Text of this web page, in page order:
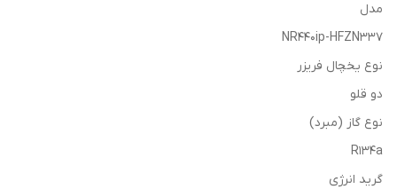
مدل
NR۴۴۰ip-HFZN۳۳۷
نوع یخچال فریزر
دو قلو
نوع گاز (مبرد)
R۱۳۴a
گرید انرژی